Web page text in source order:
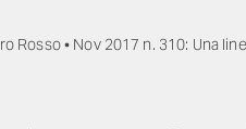
Rosso • Nov 2017 n. 310: Una